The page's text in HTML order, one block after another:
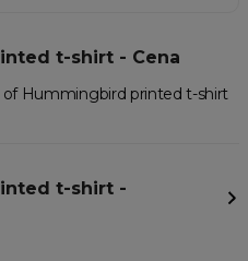
t-shirt - Cena
Hummingbird printed t-shirt
t-shirt -